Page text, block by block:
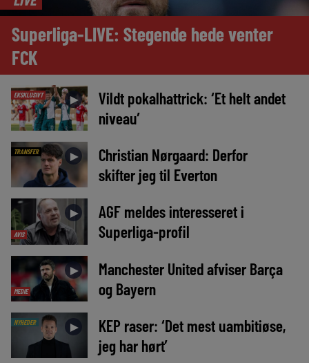
Superliga-LIVE: Stegende hede venter
FCK
EKSKLUSIVT ►
Vildt pokalhattrick: ‘Et helt andet
niveau’
TRANSFER ►
Christian Nørgaard: Derfor
skifter jeg til Everton
AVIS
►
AGF meldes interesseret i
Superliga-profil
MEDIE
►
Manchester United afviser Barça
og Bayern
NYHEDER ►
KEP raser: ‘Det mest uambitiøse,
jeg har hørt’